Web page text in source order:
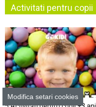
Activitati pentru copii
Modifica setari cookies